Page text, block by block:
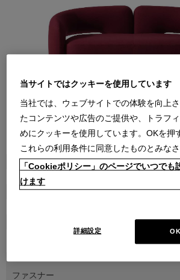
● ● ●
商品属性
家具
販売価格
ファスナー
当サイトではクッキーを使用しています
当社では、ウェブサイトでの体験を向上
たコンテンツや広告のご提供や、トラフ
めにクッキーを使用しています。OKを押
これらの利用条件に同意したものとみなさ
「Cookieポリシー」のページでいつでも
けます
OK
詳細設定